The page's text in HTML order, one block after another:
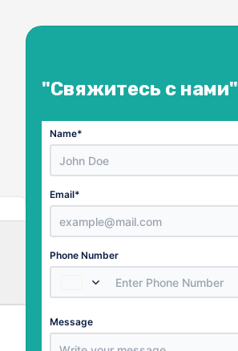
"Свяжитесь с нами"
Name*
Email*
Country
Select a Country
Phone Number
Number
Message